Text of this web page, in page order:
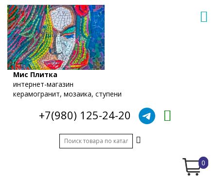
Мис Плитка
интернет-магазин
керамогранит, мозаика, ступени
+7(980) 125-24-20
0